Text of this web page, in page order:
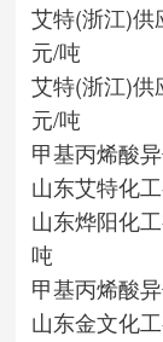
艾特(浙江)供
元/吨
艾特(浙江)供
元/吨
甲基丙烯酸
山东艾特化
山东烨阳化
吨
甲基丙烯酸
山东金文化